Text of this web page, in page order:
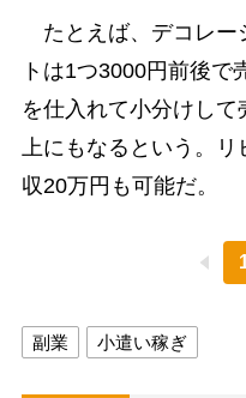
たとえば、デコレー
トは1つ3000円前後
を仕入れて小分けし
上にもなるという。リ
収20万円も可能だ。
副業 小遣い稼ぎ